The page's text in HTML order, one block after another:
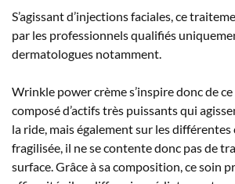
S’agissant d’injections faciales, ce
par les professionnels qualifiés
dermatologues notamment.
Wrinkle power crème s’inspire donc de
composé d’actifs très puissants qui
la ride, mais également sur les différentes
fragilisée, il ne se contente donc pas de
surface. Grâce à sa composition, ce soin